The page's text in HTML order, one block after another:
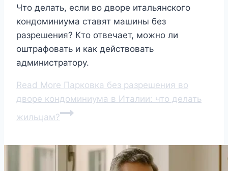
Что делать, если во дворе итальянского
кондоминиума ставят машины без
разрешения? Кто отвечает, можно ли
оштрафовать и как действовать
администратору.
Read More Парковка без разрешения во
дворе кондоминиума в Италии: что делать
жильцам?